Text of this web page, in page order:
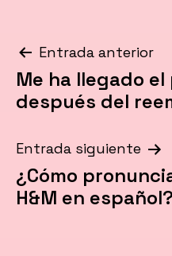
Navegación
de
Entrada anterior
Me ha llegado
después del
Entrada siguiente
¿Cómo
H&M en español?